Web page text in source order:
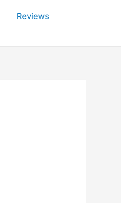
Reviews